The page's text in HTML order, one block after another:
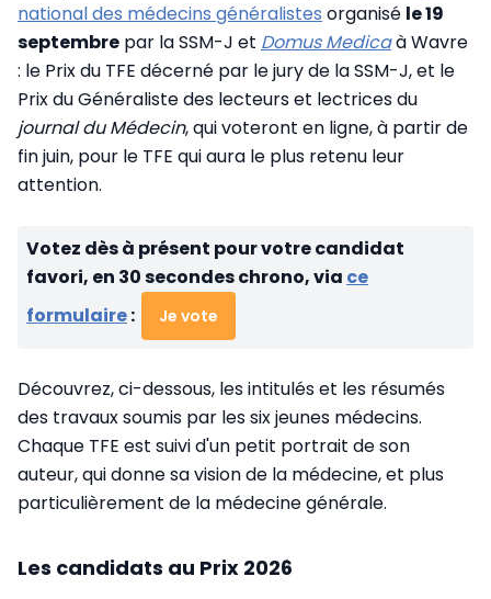
national des médecins généralistes organisé le 19
septembre par la SSM-J et Domus Medicaà Wavre
: le Prix du TFE décerné par le jury de la SSM-J, et le
Prix du Généraliste des lecteurs et lectrices du
journal du Médecin, qui voteront en ligne, à partir de
fin juin, pour le TFE qui aura le plus retenu leur
attention.
Votez dès à présent pour votre candidat
favori, en 30 secondes chrono, via ce
formulaire: Je vote
Découvrez, ci-dessous, les intitulés et les résumés
des travaux soumis par les six jeunes médecins.
Chaque TFE est suivi d'un petit portrait de son
auteur, qui donne sa vision de la médecine, et plus
particulièrement de la médecine générale.
Les candidats au Prix 2026